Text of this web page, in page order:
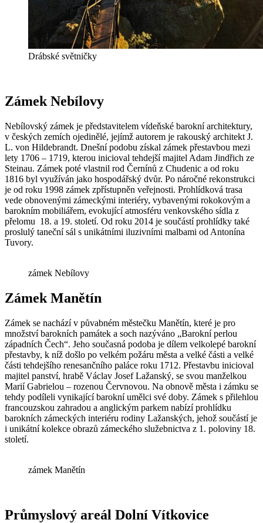
Drábské světničky
Zámek Nebílovy
Nebílovský zámek je představitelem vídeňské barokní architektury,
v českých zemích ojedinělé, jejímž autorem je rakouský architekt J.
L. von Hildebrandt. Dnešní podobu získal zámek přestavbou mezi
lety 1706 – 1719, kterou inicioval tehdejší majitel Adam Jindřich ze
Steinau. Zámek poté vlastnil rod Černínů z Chudenic a od roku
1816 byl využíván jako hospodářský dvůr. Po náročné rekonstrukci
je od roku 1998 zámek zpřístupněn veřejnosti. Prohlídková trasa
vede obnovenými zámeckými interiéry, vybavenými rokokovým a
barokním mobiliářem, evokující atmosféru venkovského sídla z
přelomu 18. a 19. století. Od roku 2014 je součástí prohlídky také
proslulý taneční sál s unikátními iluzivními malbami od Antonína
Tuvory.
zámek Nebílovy
Zámek Manětín
Zámek se nachází v půvabném městečku Manětín, které je pro
množství barokních památek a soch nazýváno „Barokní perlou
západních Čech“. Jeho současná podoba je dílem velkolepé barokní
přestavby, k níž došlo po velkém požáru města a velké části a velké
části tehdejšího renesančního paláce roku 1712. Přestavbu inicioval
majitel panství, hrabě Václav Josef Lažanský, se svou manželkou
Marií Gabrielou – rozenou Červnovou. Na obnově města i zámku se
tehdy podíleli vynikající barokní umělci své doby. Zámek s přilehlou
francouzskou zahradou a anglickým parkem nabízí prohlídku
barokních zámeckých interiéru rodiny Lažanských, jehož součástí je
i unikátní kolekce obrazů zámeckého služebnictva z 1. poloviny 18.
století.
zámek Manětín
Průmyslový areál Dolní Vítkovice